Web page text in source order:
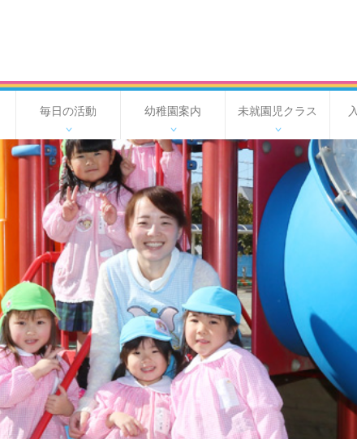
毎日の活動 幼稚園案内 未就園児クラス